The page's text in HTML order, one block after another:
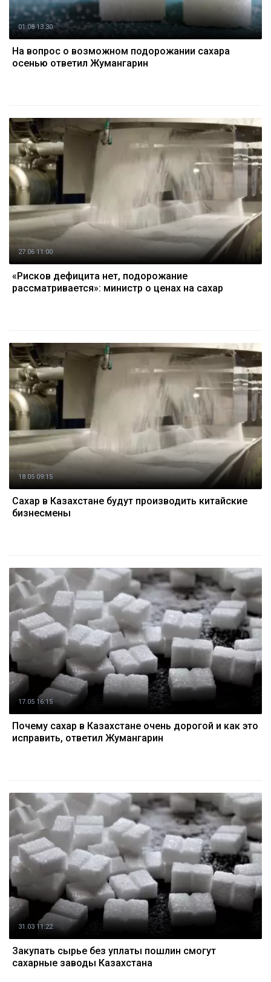
01.08 13:30
На вопрос о возможном подорожании сахара
осенью ответил Жумангарин
27.06 11:00
«Рисков дефицита нет, подорожание
рассматривается»: министр о ценах на сахар
18.05 09:15
Сахар в Казахстане будут производить китайские
бизнесмены
17.05 16:15
Почему сахар в Казахстане очень дорогой и как это
исправить, ответил Жумангарин
31.03 11:22
Закупать сырье без уплаты пошлин смогут
сахарные заводы Казахстана